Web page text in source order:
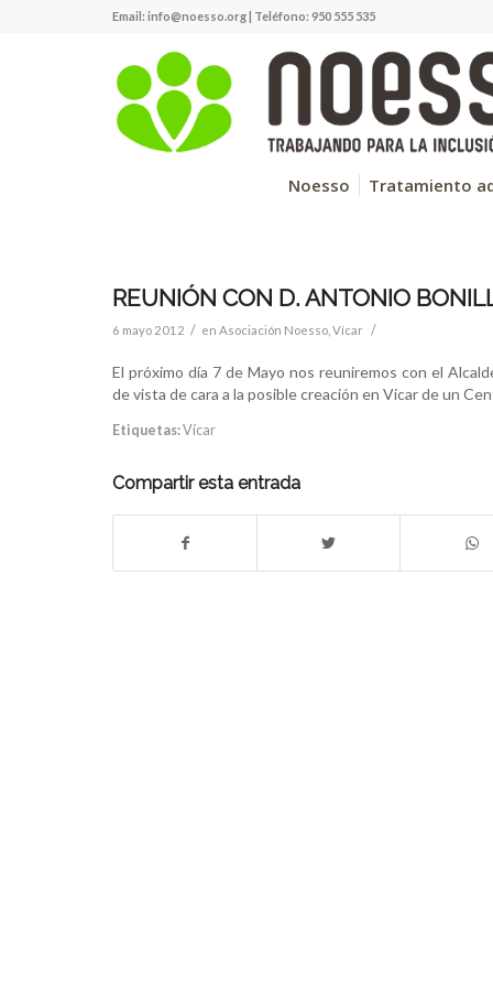
Email: info@noesso.org| Teléfono: 950 555 535
Noesso Tratamiento
REUNIÓN CON D. ANTONIO
6 mayo 2012 / en Asociación Noesso Vícar /
El próximo día 7 de Mayo nos reuniremos con el
de vista de cara a la posible creación en Vícar de un
Etiquetas:Vícar
Compartir esta entrada